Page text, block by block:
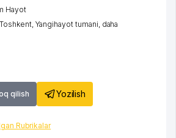
qilish Yozilish
Rubrikalar
Hayot
Toshkent, Yangihayot tumani, daha